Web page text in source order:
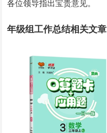
各位领导指出宝贵意见。
年级组工作总结相关文章